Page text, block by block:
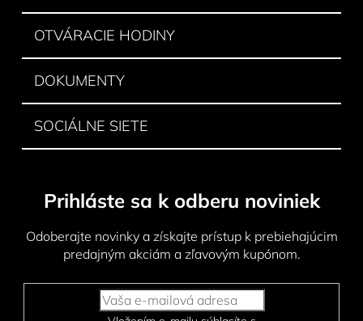
OTVÁRACIE HODINY
DOKUMENTY
SOCIÁLNE SIETE
Prihláste sa k odberu noviniek
Odoberajte novinky a získajte prístup k prebiehajúcim
predajným akciám a zľavovým kupónom.